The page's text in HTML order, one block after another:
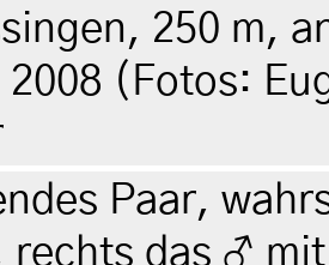
250 m,
2008 (Fotos:
Paar,
rechts das ♂